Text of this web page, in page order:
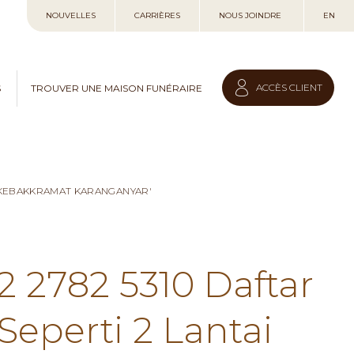
au
NOUVELLES CARRIÈRES NOUS JOINDRE EN
TROUVER UNE MAISON FUNÉRAIRE ACCÈS CLIENT
KARANGANYAR'
2782 5310 Daftar
2 Lantai